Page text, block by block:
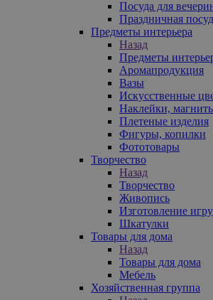
Посуда для
Праздничная
Предметы интерьера
Назад
Предметы
Аромапродукция
Вазы
Искусственные
Наклейки,
Плетеные изделия
Фигуры, копилки
Фототовары
Творчество
Назад
Творчество
Живопись
Изготовление
Шкатулки
Товары для дома
Назад
Товары для дома
Мебель
Хозяйственная группа